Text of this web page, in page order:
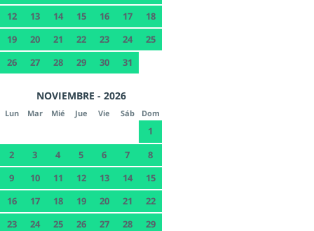
12
13 14 15 16 17
18
19
20 21 22 23 24
25
26
27 28 29 30 31
NOVIEMBRE - 2026
Lun Mar Mié Jue Vie Sáb Dom
1
2
3 4 5 6 7
8
9
10 11 12 13 14
15
16
17 18 19 20 21
22
23
24 25 26 27 28
29